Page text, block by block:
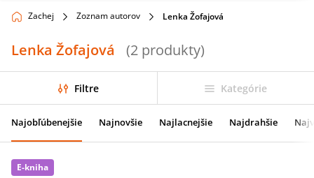
Zachej Zoznam autorov Lenka Žofajová
Lenka Žofajová (2 produkty)
Filtre Kategórie
Najobľúbenejšie Najnovšie Najlacnejšie Najdrahšie
E-kniha